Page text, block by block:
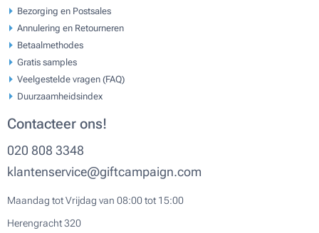
Bezorging en Postsales
Annulering en Retourneren
Betaalmethodes
Gratis samples
Veelgestelde vragen (FAQ)
Duurzaamheidsindex
Contacteer ons!
020 808 3348
klantenservice@giftcampaign.com
Maandag tot Vrijdag van 08:00 tot 15:00
Herengracht 320